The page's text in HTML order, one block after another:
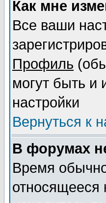
Как мне
Все ваши
Профиль
могут быть и
настройки
Вернуться к
В форумах
Время
относящееся